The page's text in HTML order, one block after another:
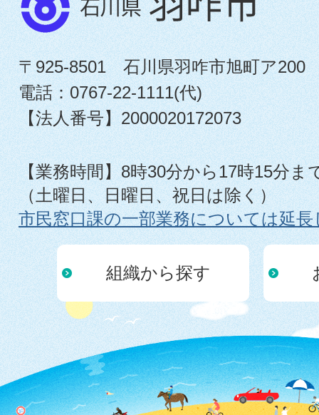
〒925-8501 石川県羽咋市旭町ア200
電話：0767-22-1111(代)
【法人番号】2000020172073
【業務時間】8時30分から17時15分ま
（土曜日、日曜日、祝日は除く）
市民窓口課の一部業務については延
組織から探す